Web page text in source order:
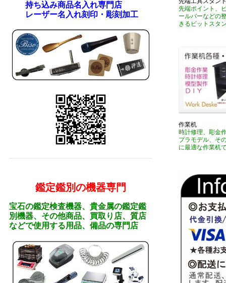
先端ポイント、
ールバーなどの
きるビットスタ
作業机
時計修理、彫金
プラモデル、そ
に最適な作業机
持ち込み商品名入れ専門店
レーザー名入れ刻印・彫刻加工
鑑定鑑別の機器専門
宝石の鑑定検査機器、貴金属の鑑定鑑
別機器、その他商品、買取り店、質店
などで使用する用品、備品の専門店